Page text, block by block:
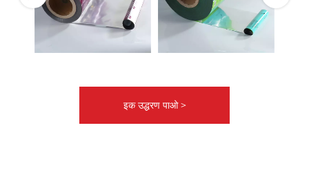
इक उद्धरण पाओ >